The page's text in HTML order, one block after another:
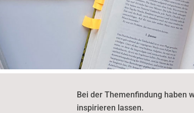
Bei der Themenfindung haben
inspirieren lassen.